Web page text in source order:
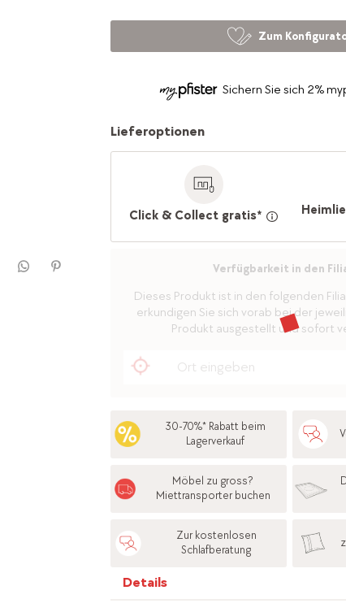
Sichern Sie sich 2%
Zum
Lieferoptionen
Click & Collect gratis*
Verfügbarkeit in den
Dieses Produkt ist in den folgenden
erkundigen Sie sich vorab bei der
Produkt ausgestellt und sofort
30-70%* Rabatt beim
Lagerverkauf
Möbel zu gross?
Miettransporter buchen
Zur kostenlosen
Schlafberatung
Details